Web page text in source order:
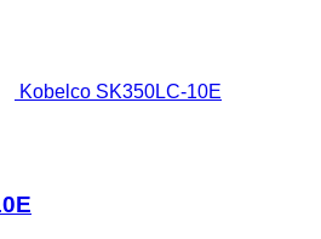
Kobelco SK350LC-10E